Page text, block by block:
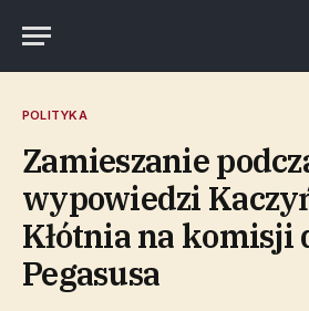
POLITYKA
Zamieszanie
wypowiedzi
Kłótnia na komisji
Pegasusa